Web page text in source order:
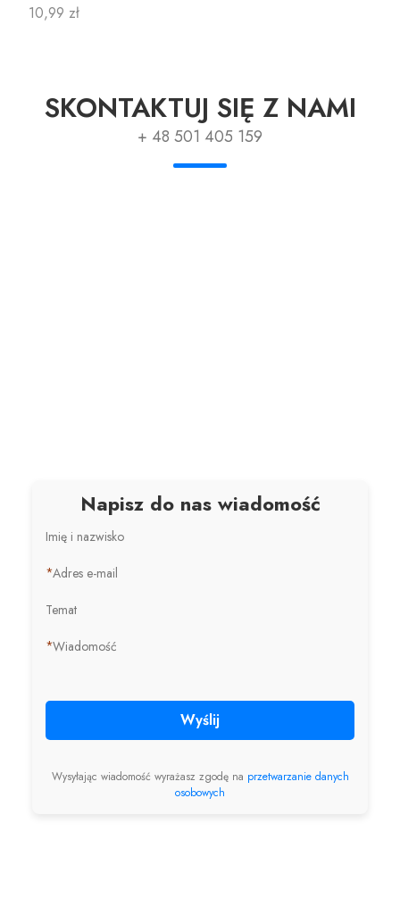
Cena
10,99 zł
SKONTAKTUJ SIĘ Z NAMI
+ 48 501 405 159
Napisz do nas wiadomość
Imię i nazwisko
*Adres e-mail
Temat
*Wiadomość
Wyślij
Wysyłając wiadomość wyrażasz zgodę na przetwarzanie danych
osobowych